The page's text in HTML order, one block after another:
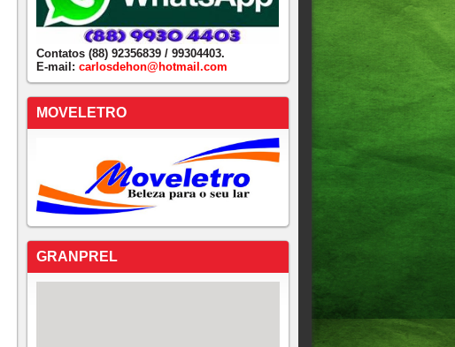
Contatos (88) 92356839 / 99304403.
E-mail: carlosdehon@hotmail.com
MOVELETRO
GRANPREL